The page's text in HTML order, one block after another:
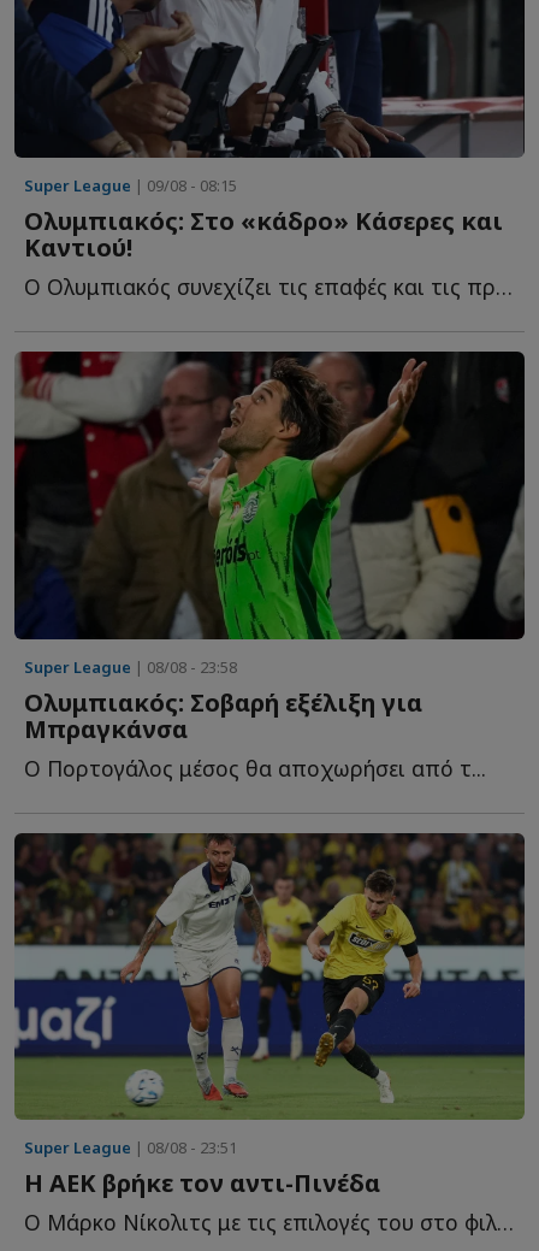
Super League | 09/08 - 08:15
Ολυμπιακός: Στο «κάδρο» Κάσερες και
Καντιού!
Ο Ολυμπιακός συνεχίζει τις επαφές και τις προσπάθειές τ...
Super League | 08/08 - 23:58
Ολυμπιακός: Σοβαρή εξέλιξη για
Μπραγκάνσα
Ο Πορτογάλος μέσος θα αποχωρήσει από τ...
Super League | 08/08 - 23:51
Η ΑΕΚ βρήκε τον αντι-Πινέδα
Ο Μάρκο Νίκολιτς με τις επιλογές του στο φιλικό της Α...